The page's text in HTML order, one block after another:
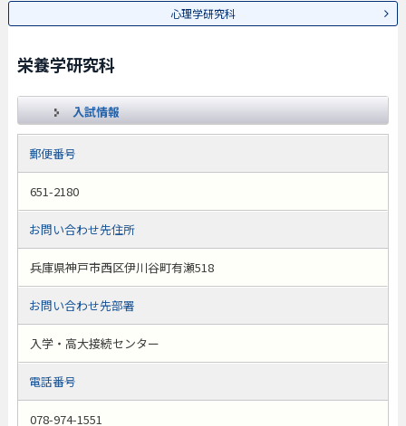
心理学研究科
栄養学研究科
入試情報
郵便番号
651-2180
お問い合わせ先住所
兵庫県神戸市西区伊川谷町有瀬518
お問い合わせ先部署
入学・高大接続センター
電話番号
078-974-1551